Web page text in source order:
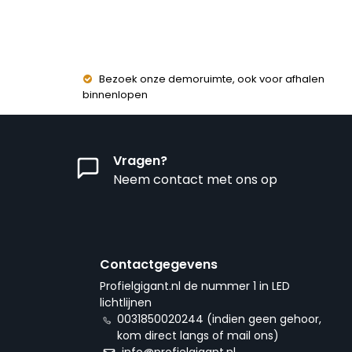
Bezoek onze demoruimte, ook voor afhalen
binnenlopen
Vragen?
Neem contact met ons op
Contactgegevens
Profielgigant.nl de nummer 1 in LED
lichtlijnen
0031850020244 (indien geen gehoor,
kom direct langs of mail ons)